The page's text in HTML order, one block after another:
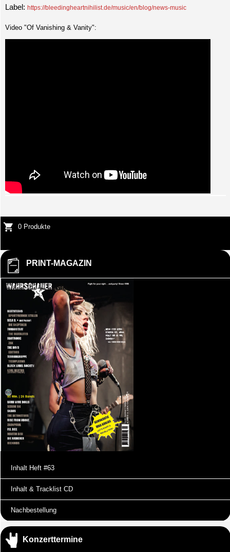
Label: https://bleedingheartnihilist.de/music/en/blog/news-music
Video "Of Vanishing & Vanity":
0 Produkte
PRINT-MAGAZIN
Inhalt Heft #63
Inhalt & Tracklist CD
Nachbestellung
Konzerttermine